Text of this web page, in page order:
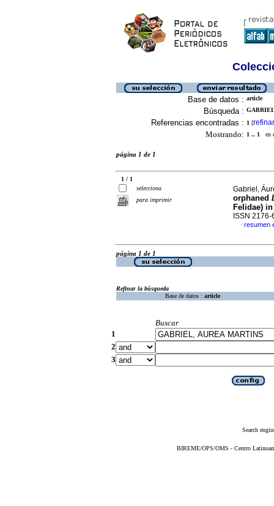
Base de datos : article
Búsqueda :
Referencias encontradas : 1 [refinar
Mostrando: 1 .. 1 en
página 1 de 1
1 / 1
selecciona
para imprimir
Gabriel,
orphaned
Felidae)
ISSN 2176-
· resumen
página 1 de 1
Refinar la búsqueda
Base de datos : article
Buscar
1
2
3
Search
BIREME/OPS/OMS - Centro